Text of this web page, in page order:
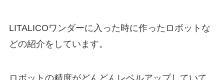
LITALICOワンダーに入った時に作ったロボットな
どの紹介をしています。
ロボットの精度がどんどんレベルアップしていて